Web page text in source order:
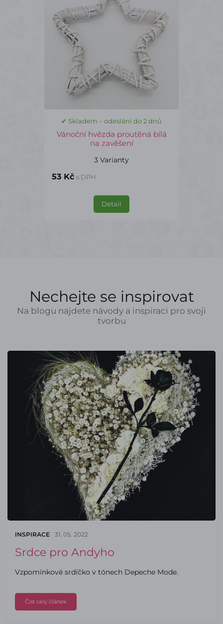
✔ Skladem – odeslání do 2 dnů
Vánoční hvězda proutěná bílá
na zavěšení
3 Varianty
53 Kč s DPH
Detail
Nechejte se inspirovat
Na blogu najdete návody a inspiraci pro svoji
tvorbu
INSPIRACE 31. 05. 2022
Srdce pro Andyho
Vzpomínkové srdíčko v tónech Depeche Mode.
Číst celý článek